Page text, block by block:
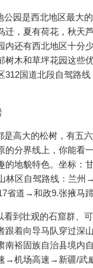
园是西北地区最大的
迁，夏有荷花，秋天
内还有西北地区十分
树木和草坪花园这些
312国道北段自驾路
高大的松树，有五六
的分界线上，你能看
的地貌特色。坐标：
林区自驾路线：兰
省道→和政9.张掖马
到壮观的石窟群、可
跟着向导马队穿过深
南裕固族自治县境内
→机场高速→新疆/武